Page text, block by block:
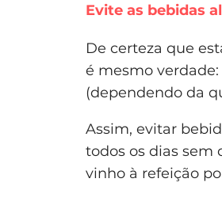
Evite as bebidas
De certeza que
é mesmo verdade:
(dependendo da
Assim, evitar
todos os dias sem
vinho à refeição